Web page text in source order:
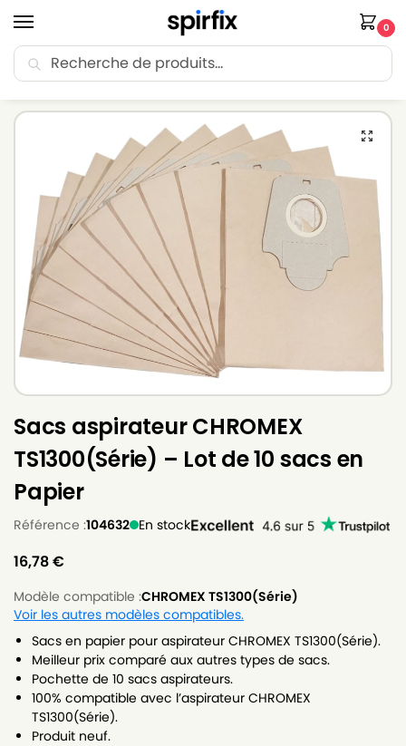
0
🚚 Livraison Point Relais offerte dès 30€ d’achat.
Sacs aspirateur CHROMEX
TS1300(Série) – Lot de 10 sacs en
Papier
Référence :104632 En stock
16,78€
Modèle compatible :CHROMEX TS1300(Série)
Voir les autres modèles compatibles.
Sacs en papier pour aspirateur CHROMEX TS1300(Série).
Meilleur prix comparé aux autres types de sacs.
Pochette de 10 sacs aspirateurs.
100% compatible avec l’aspirateur CHROMEX
TS1300(Série).
Produit neuf.